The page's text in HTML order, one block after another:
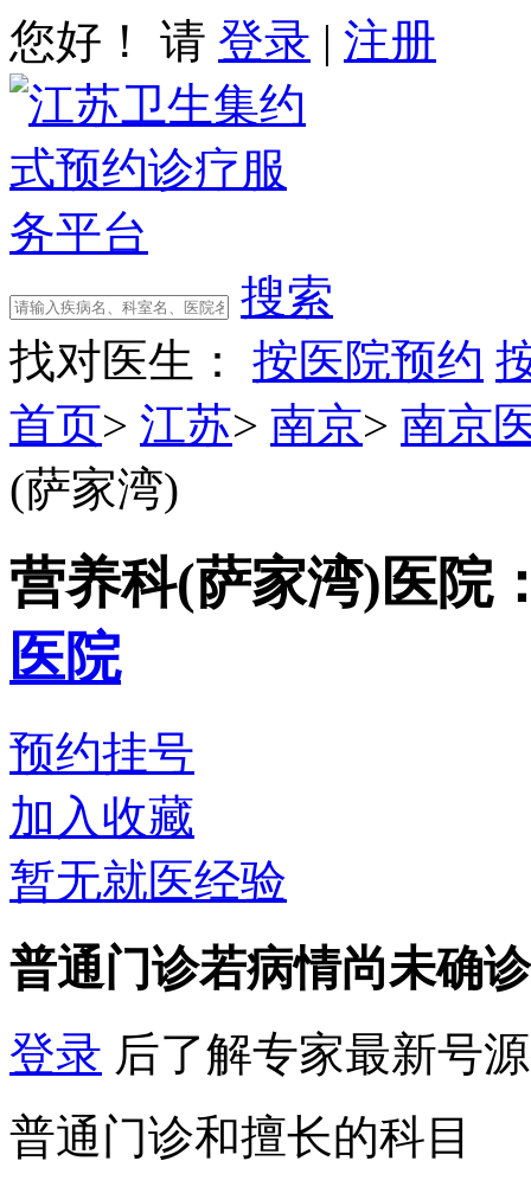
您好！ 请 登录 | 注册
搜索
找对医生：
按医院预约
首页> 江苏> 南京> 南京
(萨家湾)
营养科(萨家湾)医院
医院
预约挂号
加入收藏
暂无就医经验
普通门诊若病情尚未确
登录 后了解专家最新号
普通门诊和擅长的科目